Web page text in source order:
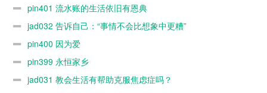
pin401 流水账的生活依旧有恩典
jad032 告诉自己：“事情不会比想象中更糟”
pin400 因为爱
pin399 永恒家乡
jad031 教会生活有帮助克服焦虑症吗？